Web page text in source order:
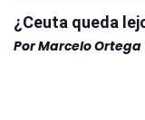
¿Ceuta queda
PorMarcelo Ortega